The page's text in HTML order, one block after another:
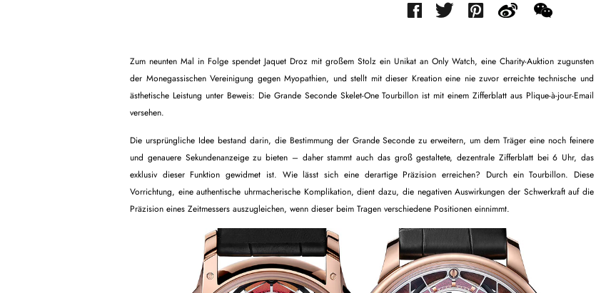
Zum neunten Mal in Folge spendet Jaquet Droz mit großem Stolz ein Unikat an Only Watch, eine Charity-Auktion zugunsten
der Monegassischen Vereinigung gegen Myopathien, und stellt mit dieser Kreation eine nie zuvor erreichte technische und
ästhetische Leistung unter Beweis: Die Grande Seconde Skelet-One Tourbillon ist mit einem Zifferblatt aus Plique-à-jour-Email
versehen.
Die ursprüngliche Idee bestand darin, die Bestimmung der Grande Seconde zu erweitern, um dem Träger eine noch feinere
und genauere Sekundenanzeige zu bieten – daher stammt auch das groß gestaltete, dezentrale Zifferblatt bei 6 Uhr, das
exklusiv dieser Funktion gewidmet ist. Wie lässt sich eine derartige Präzision erreichen? Durch ein Tourbillon. Diese
Vorrichtung, eine authentische uhrmacherische Komplikation, dient dazu, die negativen Auswirkungen der Schwerkraft auf die
Präzision eines Zeitmessers auszugleichen, wenn dieser beim Tragen verschiedene Positionen einnimmt.